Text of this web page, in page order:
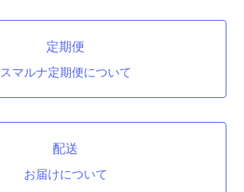
定期便
スマルナ定期便について
配送
お届けについて